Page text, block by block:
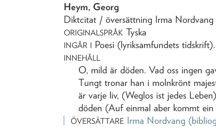
Heym, Georg
Diktcitat / översättning Irma Nordvang
ORIGINALSPRÅK Tyska
INGÅR I Poesi (lyriksamfundets tidskrift)
INNEHÅLL
O, mild är döden. Vad oss ingen
Tungt tronar han i molnkrönt
är varje liv, (Weglos ist jedes
döden (Auf einmal aber kommt ein
ÖVERSÄTTARE Irma Nordvang